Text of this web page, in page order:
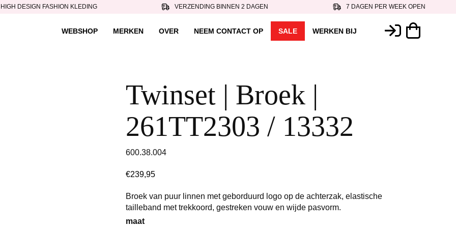
HIGH DESIGN FASHION KLEDING VERZENDING BINNEN 2 DAGEN 7 DAGEN PER WEEK OPEN
WEBSHOP MERKEN OVER NEEM CONTACT OP SALE WERKEN BIJ
Twinset | Broek |
261TT2303 / 13332
600.38.004
€239,95
Broek van puur linnen met geborduurd logo op de achterzak, elastische
tailleband met trekkoord, gestreken vouw en wijde pasvorm.
maat